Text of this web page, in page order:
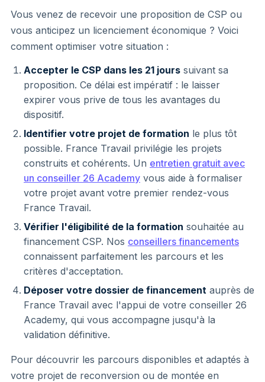
Vous venez de recevoir une proposition de CSP ou
vous anticipez un licenciement économique ? Voici
comment optimiser votre situation :
Accepter le CSP dans les 21 jours suivant sa
proposition. Ce délai est impératif : le laisser
expirer vous prive de tous les avantages du
dispositif.
Identifier votre projet de formation le plus tôt
possible. France Travail privilégie les projets
construits et cohérents. Un entretien gratuit avec
un conseiller 26 Academy vous aide à formaliser
votre projet avant votre premier rendez-vous
France Travail.
Vérifier l'éligibilité de la formation souhaitée au
financement CSP. Nos conseillers financements
connaissent parfaitement les parcours et les
critères d'acceptation.
Déposer votre dossier de financement auprès de
France Travail avec l'appui de votre conseiller 26
Academy, qui vous accompagne jusqu'à la
validation définitive.
Pour découvrir les parcours disponibles et adaptés à
votre projet de reconversion ou de montée en